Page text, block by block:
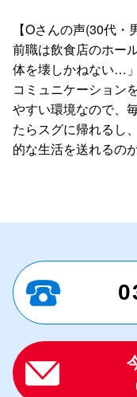
【Oさんの声(30代・
前職は飲食店のホー
体を壊しかねない…
コミュニケーション
やすい環境なので、
たらスグに帰れるし
的な生活を送れるの